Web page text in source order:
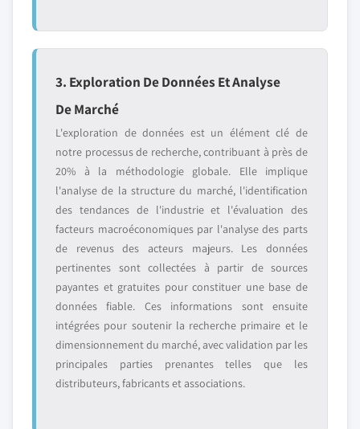
3. Exploration De Données Et Analyse
De Marché
L'exploration de données est un élément clé de
notre processus de recherche, contribuant à près de
20% à la méthodologie globale. Elle implique
l'analyse de la structure du marché, l'identification
des tendances de l'industrie et l'évaluation des
facteurs macroéconomiques par l'analyse des parts
de revenus des acteurs majeurs. Les données
pertinentes sont collectées à partir de sources
payantes et gratuites pour constituer une base de
données fiable. Ces informations sont ensuite
intégrées pour soutenir la recherche primaire et le
dimensionnement du marché, avec validation par les
principales parties prenantes telles que les
distributeurs, fabricants et associations.